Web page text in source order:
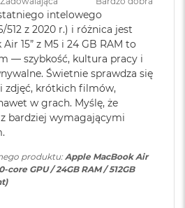
H.264, HEVC, ProRes i ProRes RAW
format ProRes
do 8K przy 60 Hz.
formaty: m.in.
H.264, AV1 i ProRes; HDR z
Vision, HDR10 i HLG
formaty: m.in.
Digital , Dolby Digital
i Dolby Atmos
intelowego
512 z 2020 r.) i różnica jest
15” z M5 i 24 GB RAM to
— szybkość, kultura pracy i
Świetnie sprawdza się
zdjęć, krótkich filmów,
w grach. Myślę, że
bardziej wymagającymi
produktu:Apple MacBook Air
GPU / 24GB RAM / 512GB